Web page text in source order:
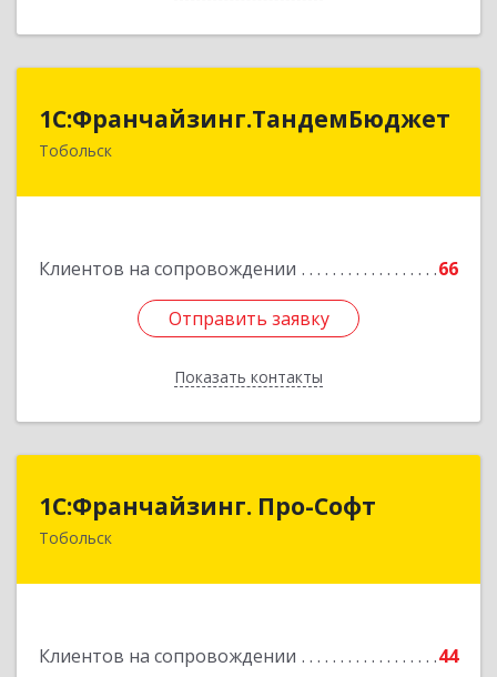
1С:Франчайзинг.ТандемБюджет
Тобольск
Клиентов на сопровождении 66
Отправить заявку
Показать контакты
1С:Франчайзинг.ТандемБюджет
Отправить заявку
Назад
1С:Франчайзинг. Про-Софт
Тобольск
Клиентов на сопровождении 44
1С:Франчайзинг. Про-Софт
626150, Тюменская обл, Тобольск г, Малая